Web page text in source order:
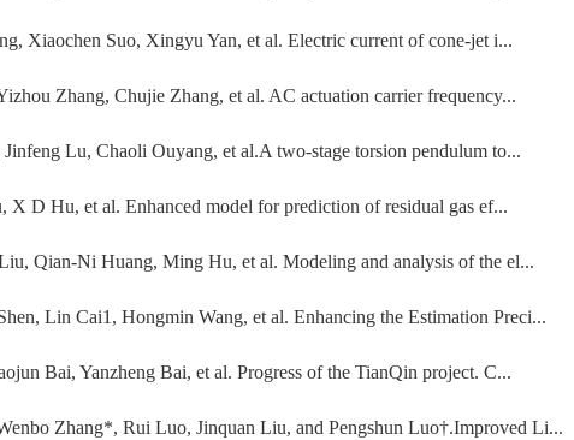
Xiaochen Suo, Xingyu Yan, et al. Electric current of cone-jet i...
Zhang, Chujie Zhang, et al. AC actuation carrier frequency...
Lu, Chaoli Ouyang, et al.A two-stage torsion pendulum to...
D Hu, et al. Enhanced model for prediction of residual gas ef...
Qian-Ni Huang, Ming Hu, et al. Modeling and analysis of the el...
Lin Cai1, Hongmin Wang, et al. Enhancing the Estimation Preci...
Bai, Yanzheng Bai, et al. Progress of the TianQin project. C...
Zhang*, Rui Luo, Jinquan Liu, and Pengshun Luo†.Improved Li...